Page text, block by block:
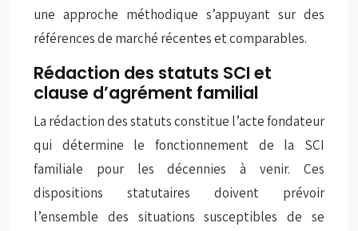
une approche méthodique s’appuyant sur des
références de marché récentes et comparables.
Rédaction des statuts SCI et
clause d’agrément familial
La rédaction des statuts constitue l’acte fondateur
qui détermine le fonctionnement de la SCI
familiale pour les décennies à venir. Ces
dispositions statutaires doivent prévoir
l’ensemble des situations susceptibles de se